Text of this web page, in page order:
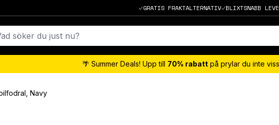
GRATIS FRAKTALTERNATIV BLIXTSNABB
🌴 Summer Deals! Upp till 70% rabatt på prylar du inte
Navy